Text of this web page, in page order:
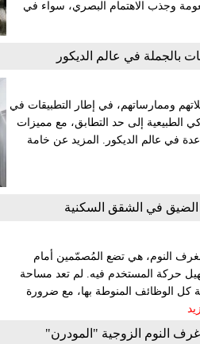
وجذب الاهتمام البصري، سواء في
بالجملة في عالم الديكور
وممارساتهم، في إطار التطبيقات في
الطبيعية إلى حد التطابق، مع مميزات
عدة في عالم الديكور. المزيد عن خامة
في الشقق السكنية
النوم، هي تضع المُصمّمين أمام
حركة المستخدم فيه. لم تعد مساحة
كل الوظائف المنوطة بها، مع ضرورة
النوم الزوجية "المودرن"